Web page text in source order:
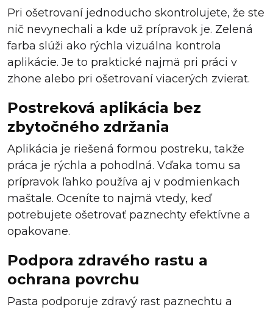
Pri ošetrovaní jednoducho skontrolujete, že ste
nič nevynechali a kde už prípravok je. Zelená
farba slúži ako rýchla vizuálna kontrola
aplikácie. Je to praktické najmä pri práci v
zhone alebo pri ošetrovaní viacerých zvierat.
Postreková aplikácia bez
zbytočného zdržania
Aplikácia je riešená formou postreku, takže
práca je rýchla a pohodlná. Vďaka tomu sa
prípravok ľahko používa aj v podmienkach
maštale. Oceníte to najmä vtedy, keď
potrebujete ošetrovať paznechty efektívne a
opakovane.
Podpora zdravého rastu a
ochrana povrchu
Pasta podporuje zdravý rast paznechtu a